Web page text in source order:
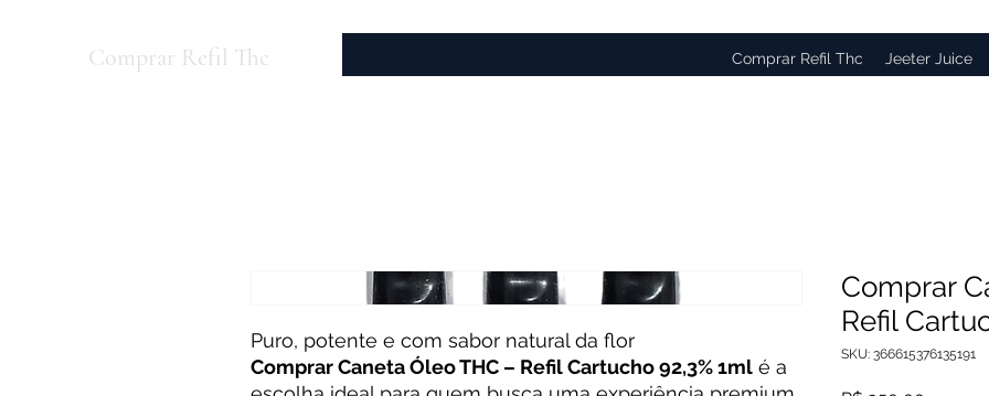
Comprar Refil Thc Comprar Refil Thc Jeeter Juice
Puro, potente e com sabor natural da flor
Comprar Caneta Óleo THC – Refil Cartucho 92,3% 1ml é a
Comprar
Refil
SKU: 366615376135191